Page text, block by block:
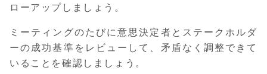
ローアップしましょう。
ミーティングのたびに意思決定者とステークホルダ
ーの成功基準をレビューして、矛盾なく調整できて
いることを確認しましょう。